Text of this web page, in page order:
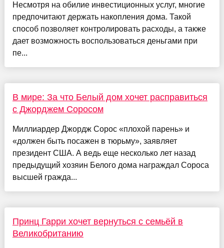
Несмотря на обилие инвестиционных услуг, многие
предпочитают держать накопления дома. Такой
способ позволяет контролировать расходы, а также
дает возможность воспользоваться деньгами при
пе...
В мире: За что Белый дом хочет расправиться
с Джорджем Соросом
Миллиардер Джордж Сорос «плохой парень» и
«должен быть посажен в тюрьму», заявляет
президент США. А ведь еще несколько лет назад
предыдущий хозяин Белого дома награждал Сороса
высшей гражда...
Принц Гарри хочет вернуться с семьёй в
Великобританию